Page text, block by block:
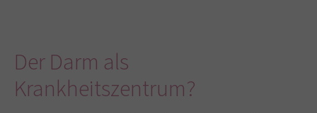
Der Darm als
Krankheitszentrum?